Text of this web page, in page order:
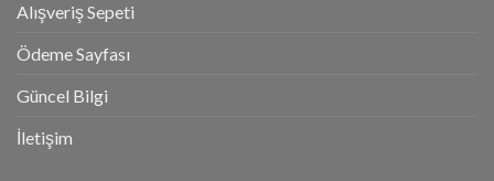
Alışveriş Sepeti
Ödeme Sayfası
Güncel Bilgi
İletişim